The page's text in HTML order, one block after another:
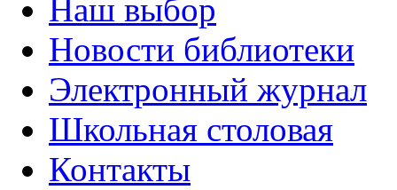
Наш выбор
Новости библиотеки
Электронный журнал
Школьная столовая
Контакты